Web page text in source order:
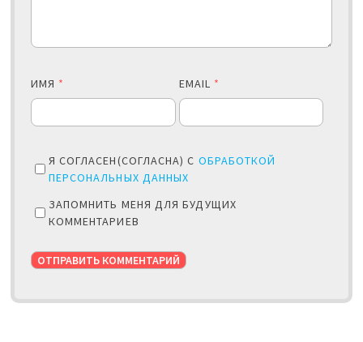
ИМЯ * EMAIL *
Я СОГЛАСЕН(СОГЛАСНА) С ОБРАБОТКОЙ
ПЕРСОНАЛЬНЫХ ДАННЫХ
ЗАПОМНИТЬ МЕНЯ ДЛЯ БУДУЩИХ
КОММЕНТАРИЕВ